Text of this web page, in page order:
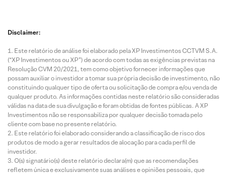
Disclaimer:
Este relatório de análise foi elaborado pela XP Investimentos CCTVM S.A.
(“XP Investimentos ou XP”) de acordo com todas as exigências previstas na
Resolução CVM 20/2021, tem como objetivo fornecer informações que
possam auxiliar o investidor a tomar sua própria decisão de investimento, não
constituindo qualquer tipo de oferta ou solicitação de compra e/ou venda de
qualquer produto. As informações contidas neste relatório são consideradas
válidas na data de sua divulgação e foram obtidas de fontes públicas. A XP
Investimentos não se responsabiliza por qualquer decisão tomada pelo
cliente com base no presente relatório.
Este relatório foi elaborado considerando a classificação de risco dos
produtos de modo a gerar resultados de alocação para cada perfil de
investidor.
O(s) signatário(s) deste relatório declara(m) que as recomendações
refletem única e exclusivamente suas análises e opiniões pessoais, que